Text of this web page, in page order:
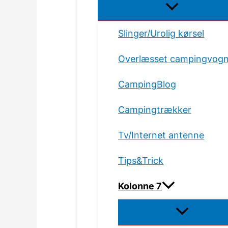
Slinger/Urolig kørsel
Overlæsset
CampingBlog
Campingtrækker
Tv/Internet antenne
Tips&Trick
Kolonne 7